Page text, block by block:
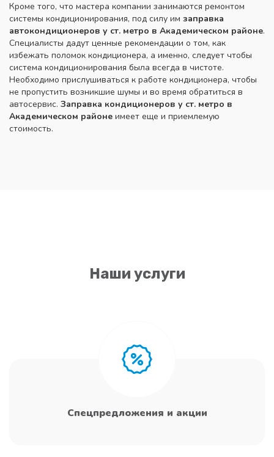
Кроме того, что мастера компании занимаются ремонтом
системы кондиционирования, под силу им заправка
автокондиционеров у ст. метро в Академическом районе.
Специалисты дадут ценные рекомендации о том, как
избежать поломок кондиционера, а именно, следует чтобы
система кондиционирования была всегда в чистоте.
Необходимо прислушиваться к работе кондиционера, чтобы
не пропустить возникшие шумы и во время обратиться в
автосервис. Заправка кондиционеров у ст. метро в
Академическом районе имеет еще и приемлемую
стоимость.
Наши услуги
Спецпредложения и акции